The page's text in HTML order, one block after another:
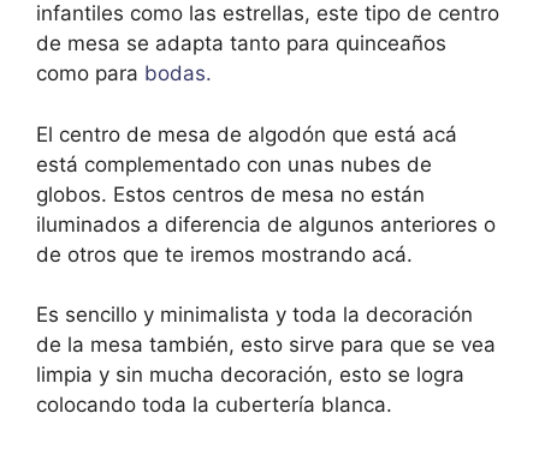
infantiles como las estrellas, este tipo de centro
de mesa se adapta tanto para quinceaños
como para bodas.
El centro de mesa de algodón que está acá
está complementado con unas nubes de
globos. Estos centros de mesa no están
iluminados a diferencia de algunos anteriores o
de otros que te iremos mostrando acá.
Es sencillo y minimalista y toda la decoración
de la mesa también, esto sirve para que se vea
limpia y sin mucha decoración, esto se logra
colocando toda la cubertería blanca.